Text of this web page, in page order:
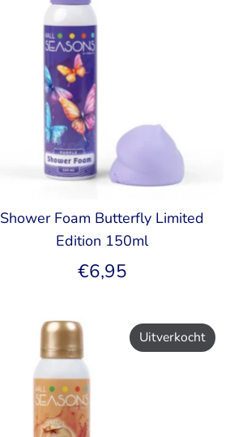
Shower Foam Butterfly Limited
Edition 150ml
€6,95
Uitverkocht